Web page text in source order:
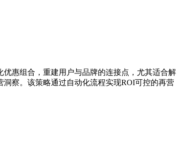
惠组合，重建用户与品牌的连接点，尤其适合解
察。该策略通过自动化流程实现ROI可控的再营